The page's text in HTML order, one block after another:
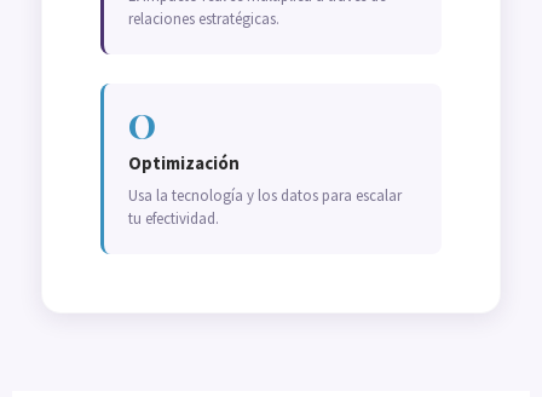
relaciones estratégicas.
O
Optimización
Usa la tecnología y los datos para escalar
tu efectividad.